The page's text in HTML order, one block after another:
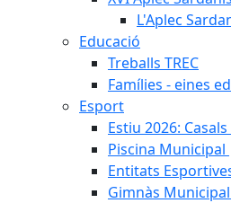
L'Aplec
Educació
Treballs TREC
Famílies - eines
Esport
Estiu 2026:
Piscina Municipal
Entitats
Gimnàs Municipal